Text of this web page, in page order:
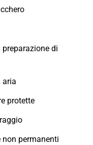
di
aria
protette
permanenti